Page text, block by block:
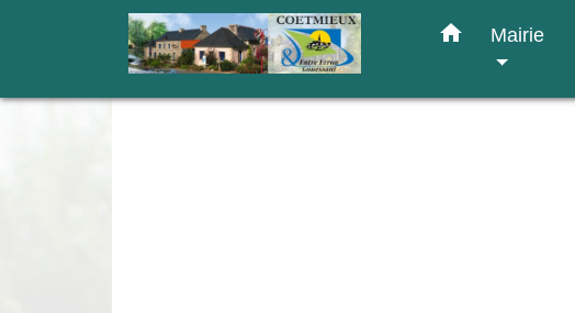
home Mairie